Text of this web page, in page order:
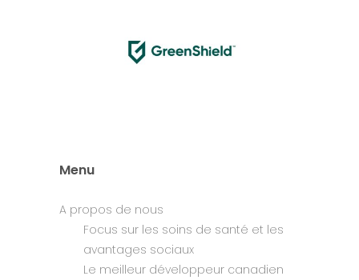
Menu
A propos de nous
Focus sur les soins de santé et les
avantages sociaux
Le meilleur développeur canadien